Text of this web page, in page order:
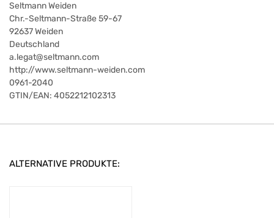
Seltmann Weiden
Chr.-Seltmann-Straße 59-67
92637Weiden
Deutschland
a.legat@seltmann.com
http://www.seltmann-weiden.com
0961-2040
GTIN/EAN: 4052212102313
ALTERNATIVE PRODUKTE: